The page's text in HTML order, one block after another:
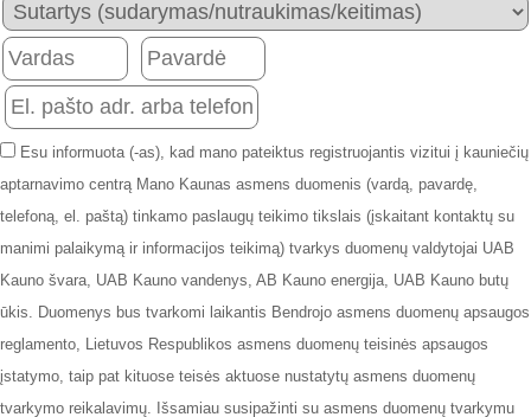
Esu informuota (-as), kad mano pateiktus registruojantis vizitui į kauniečių
aptarnavimo centrą Mano Kaunas asmens duomenis (vardą, pavardę,
telefoną, el. paštą) tinkamo paslaugų teikimo tikslais (įskaitant kontaktų su
manimi palaikymą ir informacijos teikimą) tvarkys duomenų valdytojai UAB
Kauno švara, UAB Kauno vandenys, AB Kauno energija, UAB Kauno butų
ūkis. Duomenys bus tvarkomi laikantis Bendrojo asmens duomenų apsaugos
reglamento, Lietuvos Respublikos asmens duomenų teisinės apsaugos
įstatymo, taip pat kituose teisės aktuose nustatytų asmens duomenų
tvarkymo reikalavimų. Išsamiau susipažinti su asmens duomenų tvarkymu